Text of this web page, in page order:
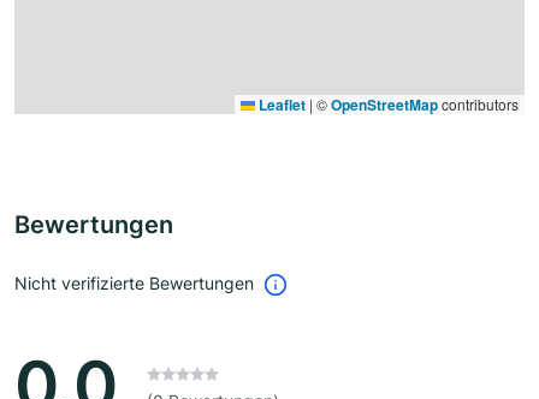
Leaflet | ©OpenStreetMapcontributors
Bewertungen
Nicht verifizierte Bewertungen